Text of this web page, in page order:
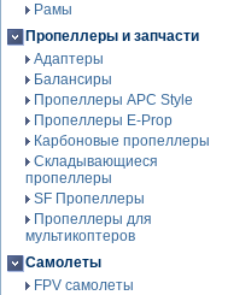
Рамы
Пропеллеры и запчасти
Адаптеры
Балансиры
Пропеллеры APC Style
Пропеллеры E-Prop
Карбоновые пропеллеры
Складывающиеся
пропеллеры
SF Пропеллеры
Пропеллеры для
мультикоптеров
Самолеты
FPV самолеты